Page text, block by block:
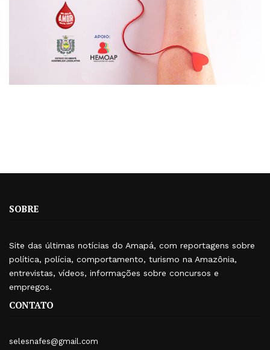
SOBRE
Site das últimas notícias do Amapá, com reportagens sobre
política, polícia, comportamento, turismo na Amazônia,
entrevistas, vídeos, informações sobre concursos e
empregos.
CONTATO
selesnafes@gmail.com